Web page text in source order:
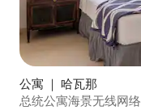
公寓 ｜ 哈瓦那
总统公寓海景无线网络